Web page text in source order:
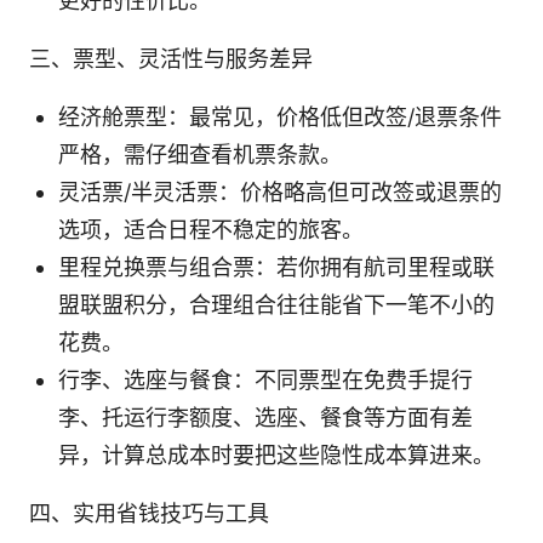
三、票型、灵活性与服务差异
经济舱票型：最常见，价格低但改签/退票条件
严格，需仔细查看机票条款。
灵活票/半灵活票：价格略高但可改签或退票的
选项，适合日程不稳定的旅客。
里程兑换票与组合票：若你拥有航司里程或联
盟联盟积分，合理组合往往能省下一笔不小的
花费。
行李、选座与餐食：不同票型在免费手提行
李、托运行李额度、选座、餐食等方面有差
异，计算总成本时要把这些隐性成本算进来。
四、实用省钱技巧与工具